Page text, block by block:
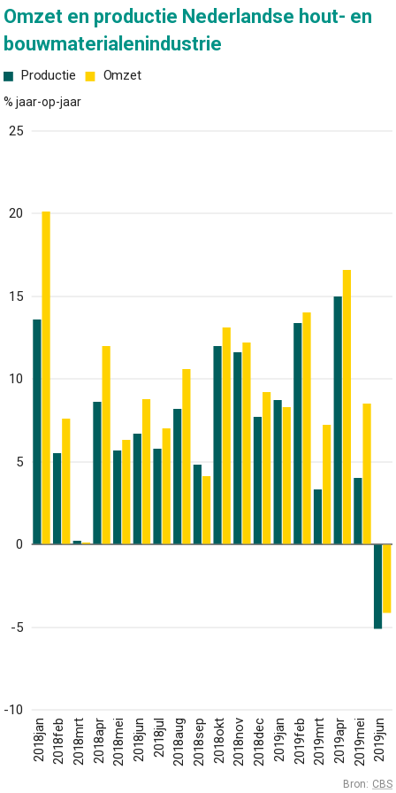
Omzet en productie Nederlandse hout- en
bouwmaterialenindustrie
% jaar-op-jaar
Productie Omzet
2018jan2018feb 2018mrt 2018apr2018mei 2018jun 2018jul2018aug 2018sep 2018okt 2018nov 2018dec 2019jan2019feb 2019mrt 2019apr2019mei 2019jun
-10
-5
0
5
10
15
20
25
Bron: CBS